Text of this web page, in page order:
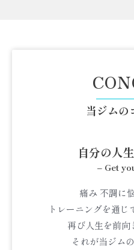
当ジムの
自分の人
– Get
痛み 不調に
トレーニングを通
再び人生を前向
それが当ジム